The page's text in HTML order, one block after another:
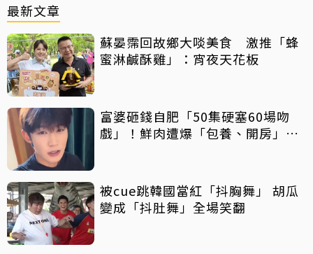
最新文章
蘇晏霈回故鄉大啖美食 激推「蜂
蜜淋鹹酥雞」：宵夜天花板
富婆砸錢自肥「50集硬塞60場吻
戲」！鮮肉遭爆「包養、開房」全
被cue跳韓國當紅「抖胸舞」 胡瓜
變成「抖肚舞」全場笑翻